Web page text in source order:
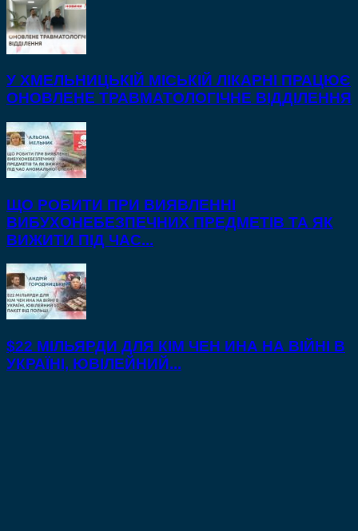
У ХМЕЛЬНИЦЬКІЙ МІСЬКІЙ ЛІКАРНІ ПРАЦЮЄ
ОНОВЛЕНЕ ТРАВМАТОЛОГІЧНЕ ВІДДІЛЕННЯ
ЩО РОБИТИ ПРИ ВИЯВЛЕННІ
ВИБУХОНЕБЕЗПЕЧНИХ ПРЕДМЕТІВ ТА ЯК
ВИЖИТИ ПІД ЧАС...
$22 МІЛЬЯРДИ ДЛЯ КІМ ЧЕН ИНА НА ВІЙНІ В
УКРАЇНІ, ЮВІЛЕЙНИЙ...